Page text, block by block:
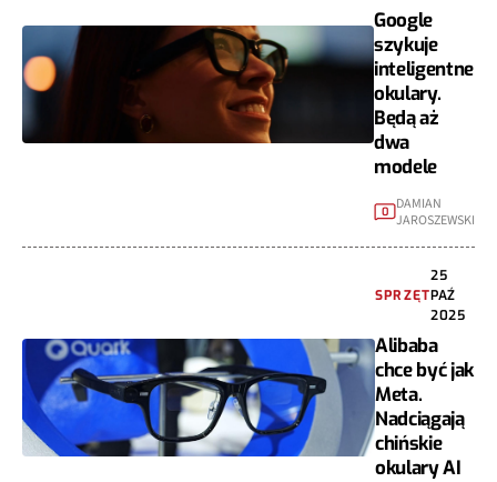
Google
szykuje
inteligentne
okulary.
Będą aż
dwa
modele
0
DAMIAN
JAROSZEWSKI
SPRZĘT
25
PAŹ
2025
Alibaba
chce być jak
Meta.
Nadciągają
chińskie
okulary AI